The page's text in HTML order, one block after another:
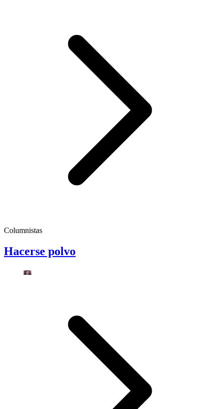
Columnistas
Hacerse polvo